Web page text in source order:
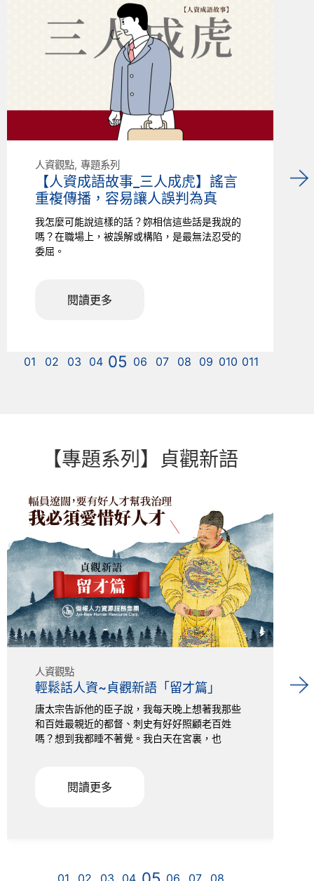
人資觀點 專題系列
【人資成語故事_三人成虎】謠言
重複傳播，容易讓人誤判為真
我怎麼可能說這樣的話？妳相信這些話是我說的
嗎？在職場上，被誤解或構陷，是最無法忍受的
委屈。
閱讀更多
【專題系列】貞觀新語
人資觀點
輕鬆話人資~貞觀新語「留才篇」
唐太宗告訴他的臣子說，我每天晚上想著我那些
和百姓最親近的都督、刺史有好好照顧老百姓
嗎？想到我都睡不著覺。我白天在宮裏，也
閱讀更多